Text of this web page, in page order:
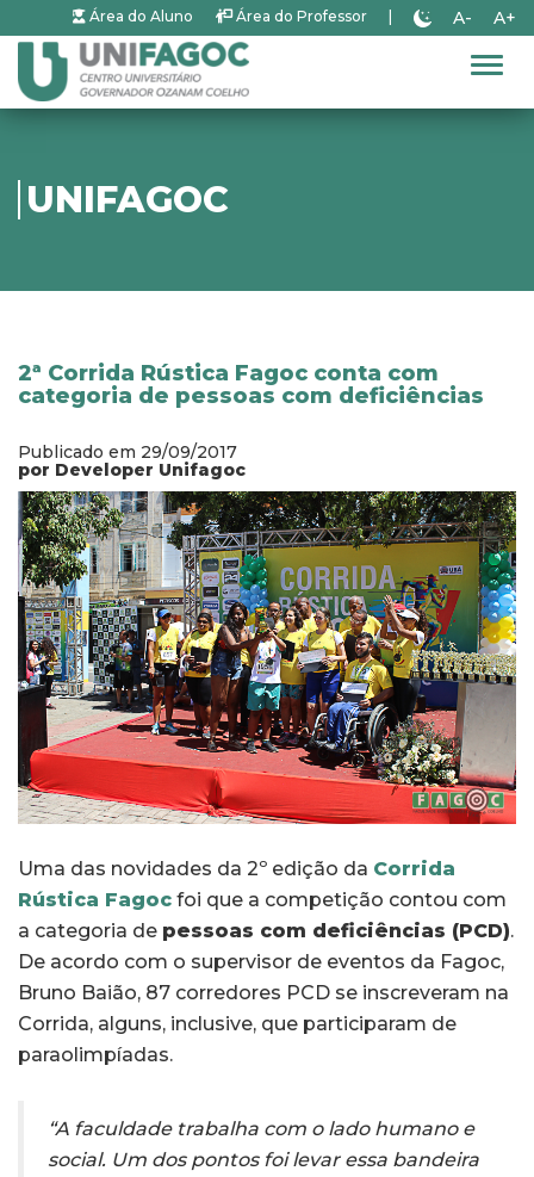
Área do Aluno Área do Professor A- A+
UNIFAGOC
2ª Corrida Rústica Fagoc conta com
categoria de pessoas com deficiências
Publicado em 29/09/2017
por Developer Unifagoc
Uma das novidades da 2º edição da Corrida
Rústica Fagoc foi que a competição contou com
a categoria de pessoas com deficiências (PCD).
De acordo com o supervisor de eventos da Fagoc,
Bruno Baião, 87 corredores PCD se inscreveram na
Corrida, alguns, inclusive, que participaram de
paraolimpíadas.
“A faculdade trabalha com o lado humano e
social. Um dos pontos foi levar essa bandeira